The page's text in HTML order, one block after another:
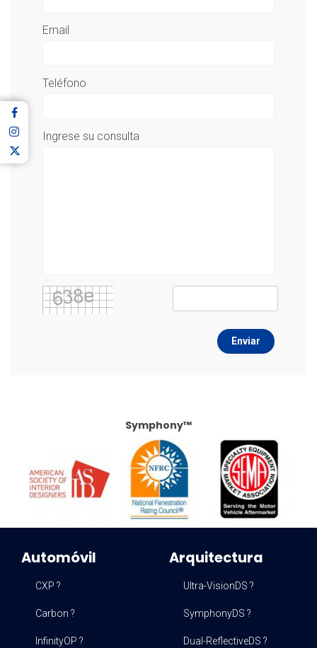
Email
Teléfono
Ingrese su consulta
Enviar
Symphony™
Automóvil
CXP ?
Carbon ?
InfinityOP ?
Arquitectura
Ultra-VisionDS ?
SymphonyDS ?
Dual-ReflectiveDS ?